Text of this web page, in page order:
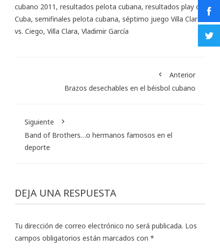
cubano 2011 , resultados pelota cubana, resultados play off
Cuba, semifinales pelota cubana, séptimo juego Villa Clara
vs. Ciego, Villa Clara, Vladimir García
Anterior
Brazos desechables en el béisbol cubano
Siguiente
Band of Brothers…o hermanos famosos en el
deporte
DEJA UNA RESPUESTA
Tu dirección de correo electrónico no será publicada. Los
campos obligatorios están marcados con *